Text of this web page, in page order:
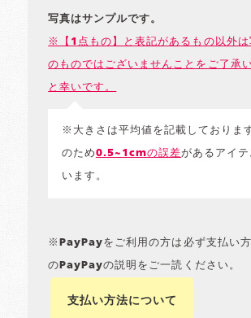
写真はサンプルです。
※【1点もの】と表記があるもの以外は
のものではございませんことをご了承
と幸いです。
※大きさは平均値を記載しておりま
のため0.5~1cmの誤差があるアイテ
います。
※PayPayをご利用の方は必ず支払い
のPayPayの説明をご一読ください。
支払い方法について